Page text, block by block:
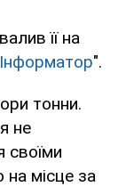
її на
Інформатор".
тонни.
не
своїми
на місце за